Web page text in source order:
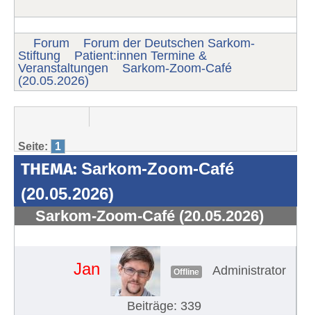
Forum
Forum der Deutschen Sarkom-
Stiftung
Patient:innen Termine &
Veranstaltungen
Sarkom-Zoom-Café
(20.05.2026)
Seite: 1
THEMA: Sarkom-Zoom-Café
(20.05.2026)
Sarkom-Zoom-Café (20.05.2026)
Jan Offline Administrator
Beiträge: 339